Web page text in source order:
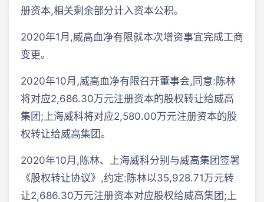
册资本,相关剩余部分计入资本公积。
2020年1月,威高血净有限就本次增资事宜完成工商
变更。
2020年10月,威高血净有限召开董事会,同意:陈林
将对应2,686.30万元注册资本的股权转让给威高
集团;上海威科将对应2,580.00万元注册资本的股
权转让给威高集团。
2020年10月,陈林、上海威科分别与威高集团签署
《股权转让协议》,约定:陈林以35,928.71万元转
让2,686.30万元注册资本对应股权给威高集团;上